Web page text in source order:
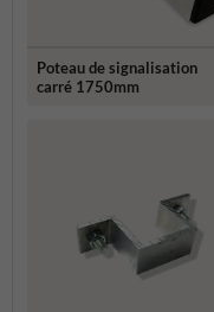
Poteau de signalisation
carré 1750mm